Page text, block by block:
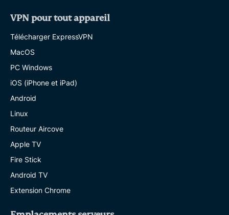
VPN pour tout appareil
Télécharger ExpressVPN
MacOS
PC Windows
iOS (iPhone et iPad)
Android
Linux
Routeur Aircove
Apple TV
Fire Stick
Android TV
Extension Chrome